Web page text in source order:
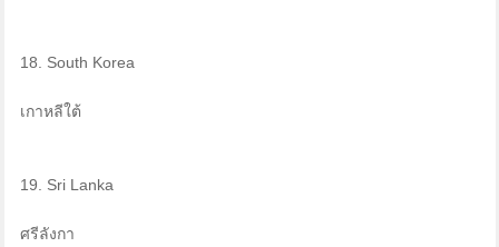
18. South Korea
เกาหลีใต้
19. Sri Lanka
ศรีลังกา